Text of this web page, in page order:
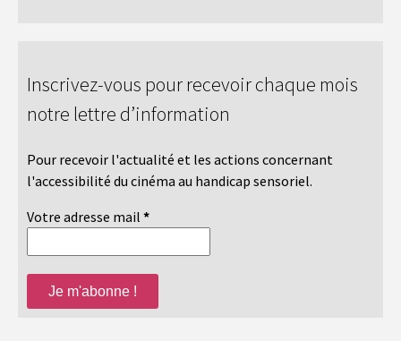
Inscrivez-vous pour recevoir chaque mois
notre lettre d’information
Pour recevoir l'actualité et les actions concernant
l'accessibilité du cinéma au handicap sensoriel.
Votre adresse mail *